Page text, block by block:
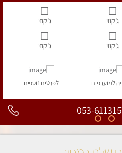
ג’קוזי ג’קוזי
ג’קוזי ג’קוזי
למועדפים לפרטים נוספים